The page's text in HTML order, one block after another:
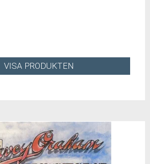
VISA PRODUKTEN